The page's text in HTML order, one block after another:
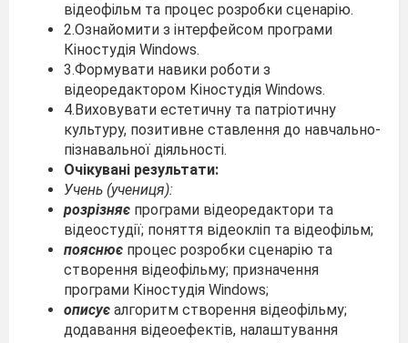
відеофільм та процес розробки сценарію.
2.Ознайомити з інтерфейсом програми
Кіностудія Windows.
3.Формувати навики роботи з
відеоредактором Кіностудія Windows.
4.Виховувати естетичну та патріотичну
культуру, позитивне ставлення до навчально-
пізнавальної діяльності.
Очікувані результати:
Учень (учениця):
розрізняє програми відеоредактори та
відеостудії; поняття відеокліп та відеофільм;
пояснює процес розробки сценарію та
створення відеофільму; призначення
програми Кіностудія Windows;
описує алгоритм створення відеофільму;
додавання відеоефектів, налаштування